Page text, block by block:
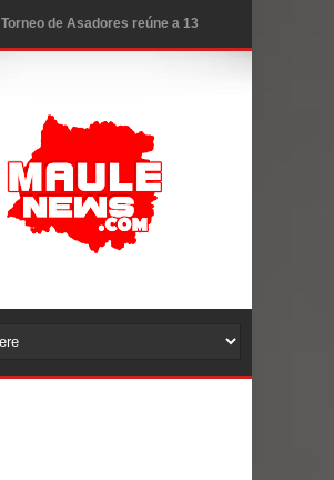
Torneo de Asadores reúne a 13
2026 en Talca
Alerta por hantavirus: expertos piden
reforzar medidas y consulta oportuna
Matrimonios Linarenses Celebraron
Departamento Comunal de Salud de